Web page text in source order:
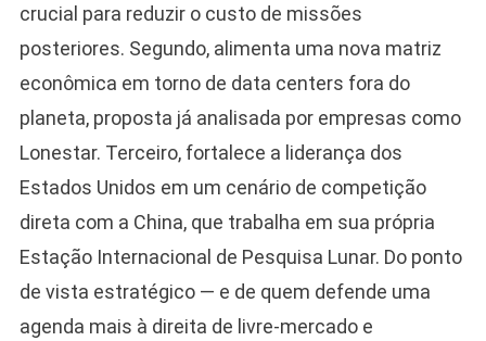
crucial para reduzir o custo de missões
posteriores. Segundo, alimenta uma nova matriz
econômica em torno de data centers fora do
planeta, proposta já analisada por empresas como
Lonestar. Terceiro, fortalece a liderança dos
Estados Unidos em um cenário de competição
direta com a China, que trabalha em sua própria
Estação Internacional de Pesquisa Lunar. Do ponto
de vista estratégico — e de quem defende uma
agenda mais à direita de livre-mercado e